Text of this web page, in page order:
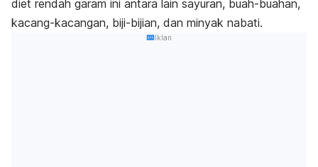
diet rendah garam ini antara lain sayuran, buah-buahan,
kacang-kacangan, biji-bijian, dan minyak nabati.
Iklan